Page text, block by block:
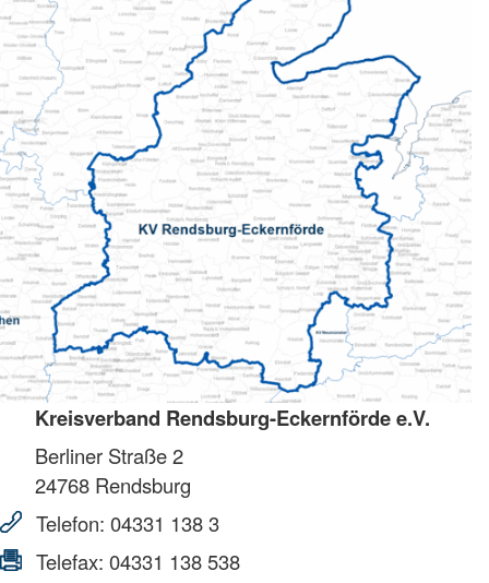
Kreisverband Rendsburg-Eckernförde e.V.
Berliner Straße 2
24768 Rendsburg
Telefon: 04331 138 3
Telefax: 04331 138 538